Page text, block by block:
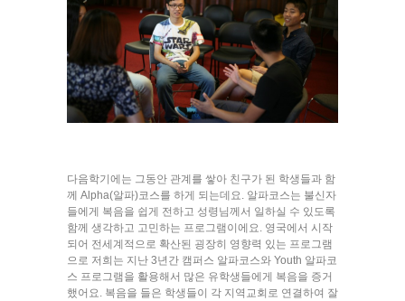
다음학기에는 그동안 관계를 쌓아 친구가 된 학생들과 함
께 Alpha(알파)코스를 하게 되는데요. 알파코스는 불신자
들에게 복음을 쉽게 전하고 성령님께서 일하실 수 있도록
함께 생각하고 고민하는 프로그램이에요. 영국에서 시작
되어 전세계적으로 확산된 굉장히 영향력 있는 프로그램
으로 저희는 지난 3년간 캠퍼스 알파코스와 Youth 알파코
스 프로그램을 활용해서 많은 유학생들에게 복음을 증거
했어요. 복음을 들은 학생들이 각 지역교회로 연결하여 잘